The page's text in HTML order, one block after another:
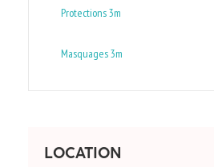
Protections 3m
Masquages 3m
LOCATION